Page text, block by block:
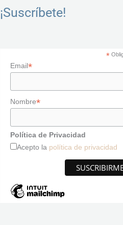
¡Suscríbete!
*
Email*
Nombre*
Política de Privacidad
Acepto la política de privacidad